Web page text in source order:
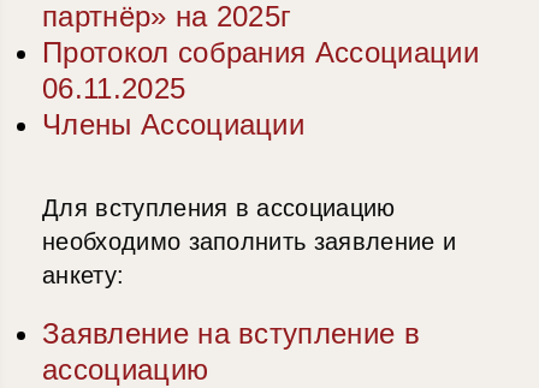
партнёр» на 2025г
Протокол собрания Ассоциации
06.11.2025
Члены Ассоциации
Для вступления в ассоциацию
необходимо заполнить заявление и
анкету:
Заявление на вступление в
ассоциацию